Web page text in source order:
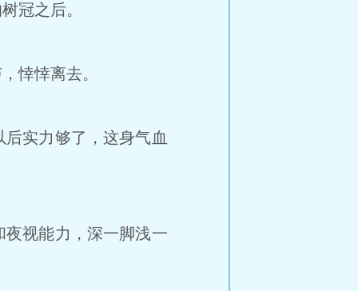
冠之后。
悻悻离去。
实力够了，这身气血
视能力，深一脚浅一